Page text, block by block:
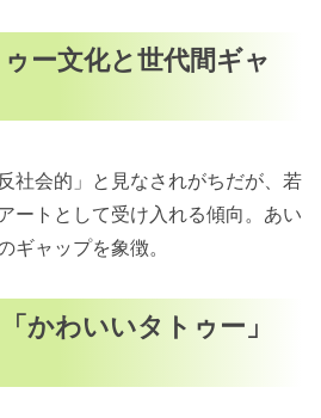
ー文化と世代間ギャ
社会的」と見なされがちだが、若
ートとして受け入れる傾向。あい
ギャップを象徴。
かわいいタトゥー」